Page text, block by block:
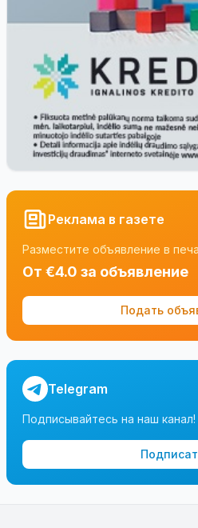
Реклама в газете
Разместите объявление в
От €4.0 за объявление
Подать
Telegram
Подписывайтесь на наш канал!